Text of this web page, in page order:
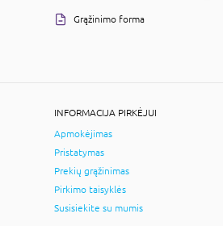
Grąžinimo forma
INFORMACIJA PIRKĖJUI
Apmokėjimas
Pristatymas
Prekių grąžinimas
Pirkimo taisyklės
Susisiekite su mumis